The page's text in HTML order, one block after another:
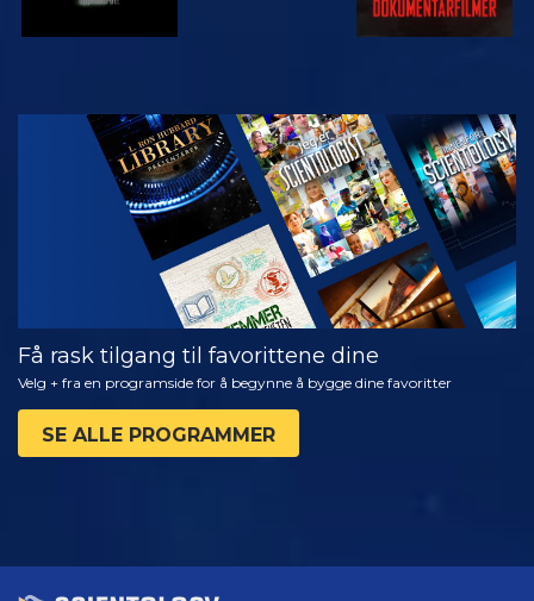
SE
UTFORSK
SERIEN
Få rask tilgang til favorittene dine
Velg + fra en programside for å begynne å bygge dine favoritter
SE ALLE PROGRAMMER